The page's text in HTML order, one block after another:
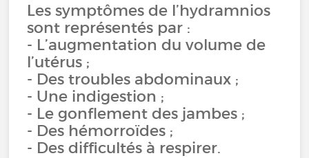
Les symptômes de l’hydramnios
sont représentés par :
- L’augmentation du volume de
l’utérus ;
- Des troubles abdominaux ;
- Une indigestion ;
- Le gonflement des jambes ;
- Des hémorroïdes ;
- Des difficultés à respirer.